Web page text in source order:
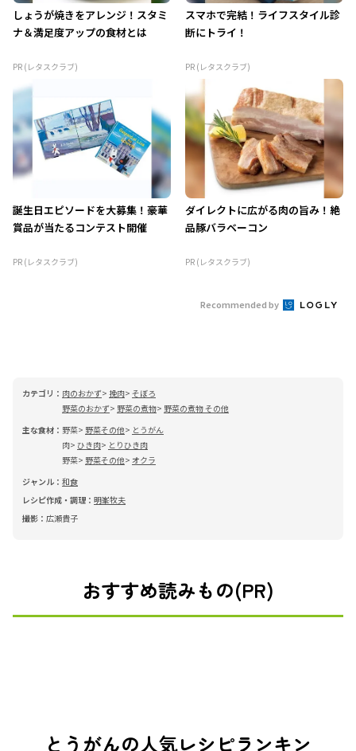
しょうが焼きをアレンジ！スタミ
ナ＆満足度アップの食材とは
PR (レタスクラブ)
スマホで完結！ライフスタイル診
断にトライ！
PR (レタスクラブ)
誕生日エピソードを大募集！豪華
賞品が当たるコンテスト開催
PR (レタスクラブ)
ダイレクトに広がる肉の旨み！絶
品豚バラベーコン
PR (レタスクラブ)
Recommended by
カテゴリ： 肉のおかず 挽肉 そぼろ
野菜のおかず
野菜の煮物
野菜の煮物 その他
主な食材： 野菜 野菜その他
とうがん
肉
ひき肉
とりひき肉
野菜
野菜その他 オクラ
ジャンル： 和食
レシピ作成・調理： 明峯牧夫
撮影： 広瀬貴子
おすすめ読みもの(PR)
とうがんの人気レシピランキン